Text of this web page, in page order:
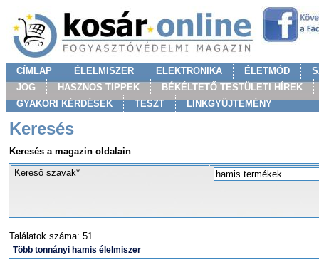
CÍMLAP ÉLELMISZER ELEKTRONIKA ÉLETMÓD
JOG
HASZNOS TIPPEK
BÉKÉLTETŐ TESTÜLETI HÍREK
GYAKORI KÉRDÉSEK
TESZT LINKGYÜJTEMÉNY
Keresés
Keresés a magazin oldalain
Kereső szavak*
Találatok száma: 51
Több tonnányi hamis élelmiszer